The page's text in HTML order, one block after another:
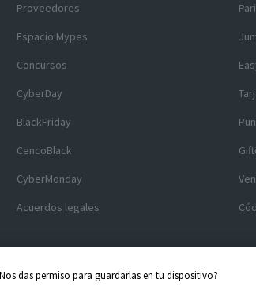
Proveedores
Espacio Mypes
Concursos
CyberDay
BlackFriday
CencoBlack
CyberMonday
Acuerdos legales
Copyright © 2025 Cencosud - Santa Isabel
das permiso para guardarlas en tu dispositivo?